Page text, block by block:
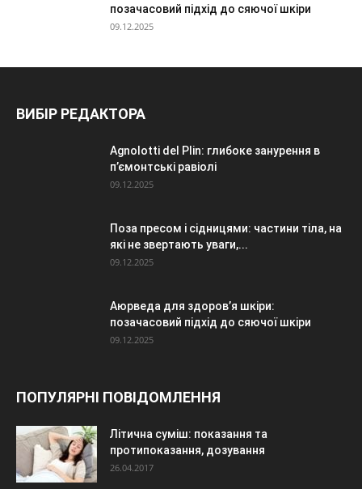
позачасовий підхід до сяючої шкіри
09.12.2025
ВИБІР РЕДАКТОРА
Agnolotti del Plin: глибоке занурення в
п’ємонтські равіолі
09.12.2025
Поза пресом і сідницями: частини тіла, на
які не звертають уваги,...
09.12.2025
Аюрведа для здоров’я шкіри:
позачасовий підхід до сяючої шкіри
09.12.2025
ПОПУЛЯРНІ ПОВІДОМЛЕННЯ
Літична суміш: показання та
протипоказання, дозування
26.04.2017